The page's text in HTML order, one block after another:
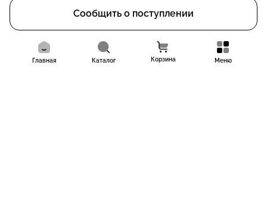
Сообщить о поступлении
Главная Каталог Корзина Меню